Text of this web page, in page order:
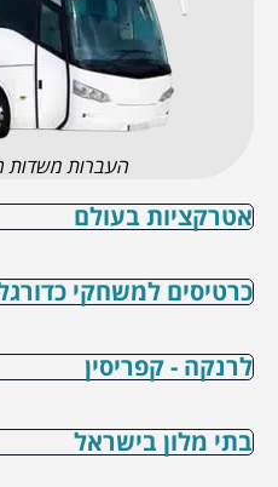
העברות משדות
אטרקציות בעולם
כרטיסים למשחקי
לרנקה - קפריסין
בתי מלון בישראל